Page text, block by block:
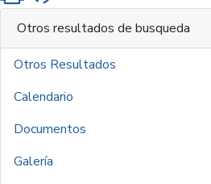
Otros resultados de busqueda
Otros Resultados
Calendario
Documentos
Galería